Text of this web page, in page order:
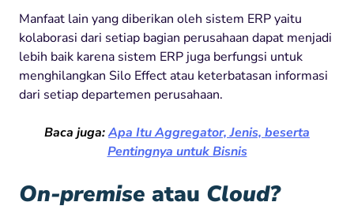
Manfaat lain yang diberikan oleh sistem ERP yaitu
kolaborasi dari setiap bagian perusahaan dapat menjadi
lebih baik karena sistem ERP juga berfungsi untuk
menghilangkan Silo Effect atau keterbatasan informasi
dari setiap departemen perusahaan.
Baca juga:Apa Itu Aggregator, Jenis, beserta
Pentingnya untuk Bisnis
On-premise atau Cloud?